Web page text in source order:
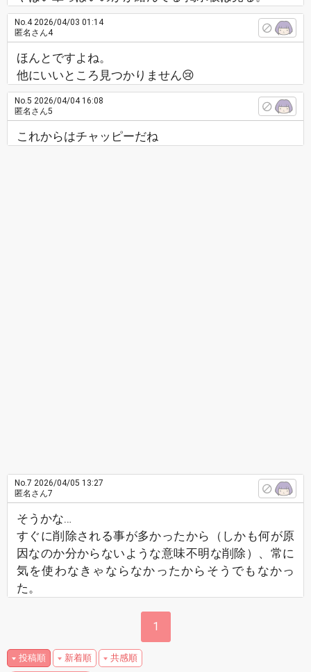
No.42026/04/03 01:14
匿名さん4
ほんとですよね。
他にいいところ見つかりません😢
No.5 2026/04/04 16:08
匿名さん5
これからはチャッピーだね
No.7 2026/04/05 13:27
匿名さん7
そうかな…
すぐに削除される事が多かったから（しかも何が原
因なのか分からないような意味不明な削除）、常に
気を使わなきゃならなかったからそうでもなかっ
た。
1
投稿順 新着順 共感順